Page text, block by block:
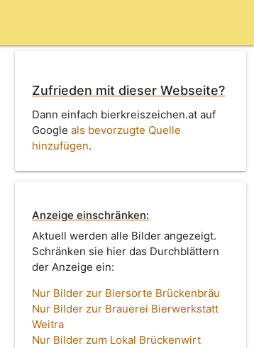
Zufrieden mit dieser Webseite?
Dann einfach bierkreiszeichen.at auf
Googleals bevorzugte Quelle
hinzufügen.
Anzeige einschränken:
Aktuell werden alle Bilder angezeigt.
Schränken sie hier das Durchblättern
der Anzeige ein:
Nur Bilder zur Biersorte Brückenbräu
Nur Bilder zur Brauerei Bierwerkstatt
Weitra
Nur Bilder zum Lokal Brückenwirt